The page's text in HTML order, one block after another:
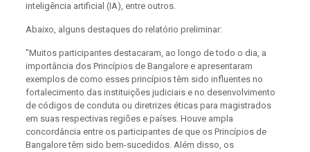
inteligência artificial (IA), entre outros.
Abaixo, alguns destaques do relatório preliminar:
"Muitos participantes destacaram, ao longo de todo o dia, a
importância dos Princípios de Bangalore e apresentaram
exemplos de como esses princípios têm sido influentes no
fortalecimento das instituições judiciais e no desenvolvimento
de códigos de conduta ou diretrizes éticas para magistrados
em suas respectivas regiões e países. Houve ampla
concordância entre os participantes de que os Princípios de
Bangalore têm sido bem-sucedidos. Além disso, os